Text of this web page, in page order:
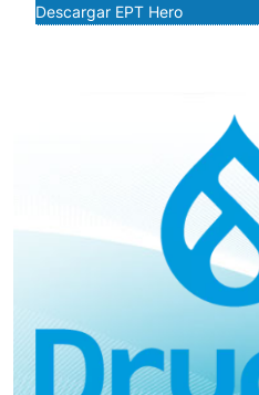
Descargar EPT Hero